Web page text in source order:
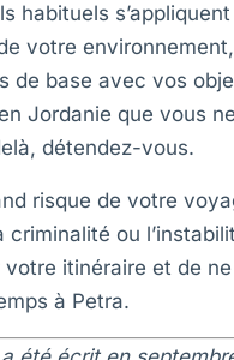
habituels
votre
de base avec vos
Jordanie que vous
détendez-vous.
risque de votre
criminalité ou
votre itinéraire et de
à Petra.